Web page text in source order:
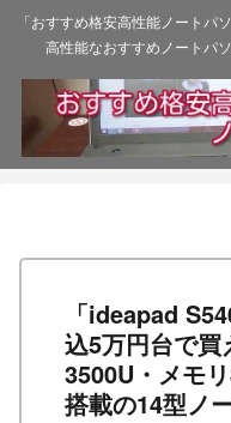
「おすすめ格安高性能ノートパ
高性能なおすすめノートパ
「ideapad
込5万円台で
3500U・メモ
搭載の14型ノ